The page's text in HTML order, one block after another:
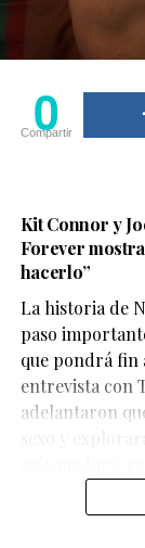
En el
bienestar y
emocional.
0
Compartir
Kit Connor y
Forever
hacerlo”
La historia de
paso
que pondrá fin
entrevista con
adelantaron
encuentran